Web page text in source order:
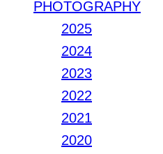
PHOTOGRAPHY
2025
2024
2023
2022
2021
2020